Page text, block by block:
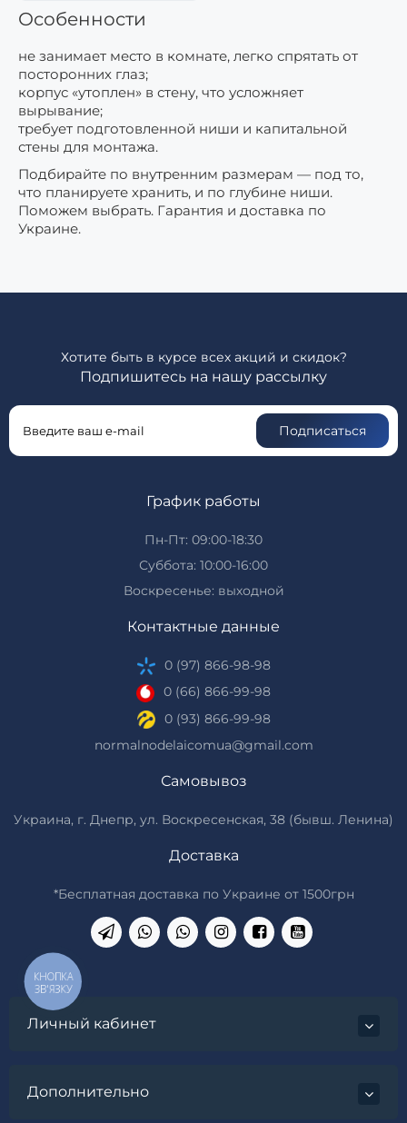
Особенности
не занимает место в комнате, легко спрятать от
посторонних глаз;
корпус «утоплен» в стену, что усложняет
вырывание;
требует подготовленной ниши и капитальной
стены для монтажа.
Подбирайте по внутренним размерам — под то,
что планируете хранить, и по глубине ниши.
Поможем выбрать. Гарантия и доставка по
Украине.
Хотите быть в курсе всех акций и скидок?
Подпишитесь на нашу рассылку
Подписаться
График работы
Пн-Пт: 09:00-18:30
Суббота: 10:00-16:00
Воскресенье: выходной
Контактные данные
0 (97) 866-98-98
0 (66) 866-99-98
0 (93) 866-99-98
normalnodelaicomua@gmail.com
Самовывоз
Украина, г. Днепр, ул. Воскресенская, 38 (бывш. Ленина)
Доставка
*Бесплатная доставка по Украине от 1500грн
Личный кабинет
Дополнительно
КНОПКА
ЗВ'ЯЗКУ